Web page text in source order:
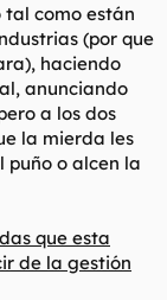
tal como están
(por que
haciendo
anunciando
a los dos
la mierda les
puño o alcen la
que esta
de la gestión